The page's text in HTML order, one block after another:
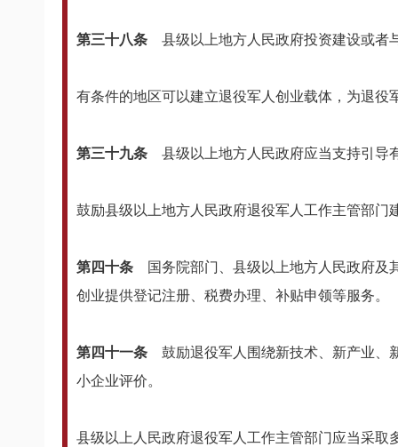
第三十八条 县级以上地方人民政府投资建设或者
有条件的地区可以建立退役军人创业载体，为退
第三十九条 县级以上地方人民政府应当支持引导
鼓励县级以上地方人民政府退役军人工作主管部
第四十条
国务院部门、县级以上地方人民政府
创业提供登记注册、税费办理、补贴申领等服务。
第四十一条 鼓励退役军人围绕新技术、新产业、
小企业评价。
县级以上人民政府退役军人工作主管部门应当采